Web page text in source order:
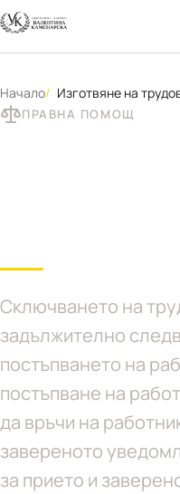
Начало Изготвяне на
ПРАВНА ПОМОЩ
Сключването на
задължително
постъпването на
постъпване на
да връчи на
завереното
за прието и